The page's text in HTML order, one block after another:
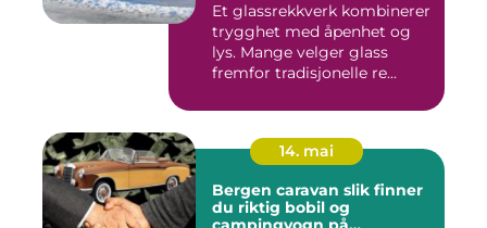
Et glassrekkverk kombinerer
trygghet med åpenhet og
lys. Mange velger glass
fremfor tradisjonelle re...
14. mai
Bergen caravan slik finner
du riktig bobil og